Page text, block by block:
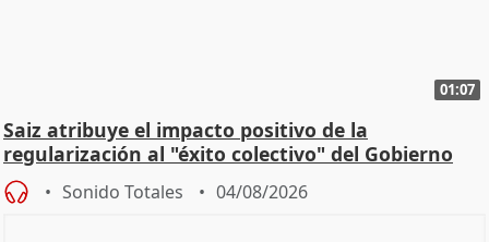
01:07
Saiz atribuye el impacto positivo de la
regularización al "éxito colectivo" del Gobierno
Sonido Totales 04/08/2026